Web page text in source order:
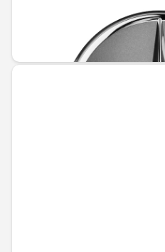
31,51 € / 61,63 лв.